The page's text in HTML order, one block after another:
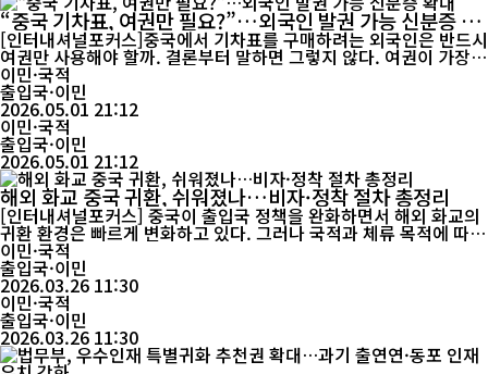
“중국 기차표, 여권만 필요?”…외국인 발권 가능 신분증 확
대
[인터내셔널포커스]중국에서 기차표를 구매하려는 외국인은 반드시
여권만 사용해야 할까. 결론부터 말하면 그렇지 않다. 여권이 가장
일반적인 수단이지만, 공식적으로 인정되는 다른 신분증도 여러 종
류가 있다. 중국 철도 당국에 따르면 외국인은 역 창구, 대리 발권소,
또는 열차 내에서 티켓 구매 및 연장 결제 시 다음과 같은 유효 신분
이민·국적
출입국·이민
2026.05.01 21:12
이민·국적
출입국·이민
2026.05.01 21:12
해외 화교 중국 귀환, 쉬워졌나…비자·정착 절차 총정리
[인터내셔널포커스] 중국이 출입국 정책을 완화하면서 해외 화교의
귀환 환경은 빠르게 변화하고 있다. 그러나 국적과 체류 목적에 따라
절차가 크게 갈리는 구조는 유지되면서, 제도 완화와 실제 체감 난이
도 사이의 간극이 여전히 존재한다는 평가가 나온다. 2026년 출입국
정책 기조: ‘개방 확대와 행정 간소화’ 중국 당국은 2026년 들어 출
입국 정책을 지속적으로 완화하는 방향으로 조정하고 있...
이민·국적
출입국·이민
2026.03.26 11:30
이민·국적
출입국·이민
2026.03.26 11:30